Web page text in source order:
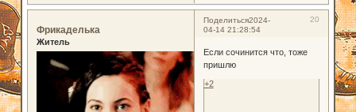
Поделиться 20
2024-
04-14 21:28:54
Фрикаделька
Житель
Если сочинится что, тоже
пришлю
+2